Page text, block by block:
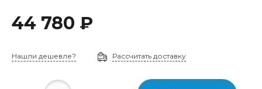
44 780 ₽
Нашли дешевле? Рассчитать доставку